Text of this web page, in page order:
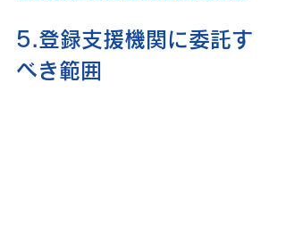
5.登録支援機関に委託す
べき範囲